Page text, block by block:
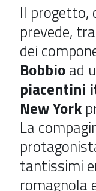
Il progetto,
prevede,
dei
Bobbioad
piacentini
New York
La
tantissimi
romagnola